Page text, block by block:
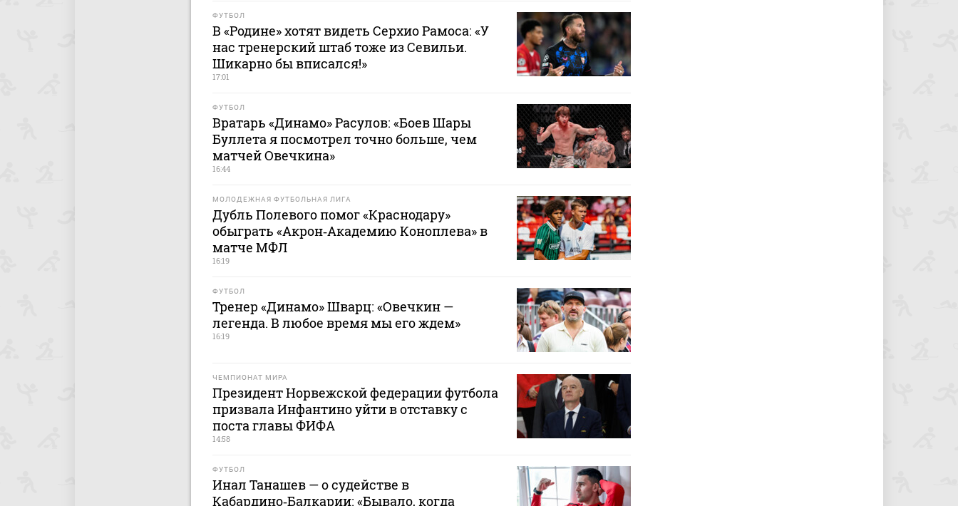
ФУТБОЛ
В «Родине» хотят видеть Серхио Рамоса: «У
нас тренерский штаб тоже из Севильи.
Шикарно бы вписался!»
17:01
ФУТБОЛ
Вратарь «Динамо» Расулов: «Боев Шары
Буллета я посмотрел точно больше, чем
матчей Овечкина»
16:44
МОЛОДЕЖНАЯ ФУТБОЛЬНАЯ ЛИГА
Дубль Полевого помог «Краснодару»
обыграть «Акрон‑Академию Коноплева» в
матче МФЛ
16:19
ФУТБОЛ
Тренер «Динамо» Шварц: «Овечкин —
легенда. В любое время мы его ждем»
16:19
ЧЕМПИОНАТ МИРА
Президент Норвежской федерации футбола
призвала Инфантино уйти в отставку с
поста главы ФИФА
14:58
ФУТБОЛ
Инал Танашев — о судействе в
Кабардино‑Балкарии: «Бывало, когда